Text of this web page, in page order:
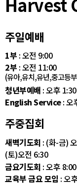
주일예배
1부 : 오전 9:00
2부 : 오전 11:00
(유아,유치,유년,중고등
청년부예배 : 오후 1:30
English Service: 오
주중집회
새벽기도회 : (화-금)
(토)오전 6:30
금요기도회 : 오후 8:00
교육부 금요 모임 : 오